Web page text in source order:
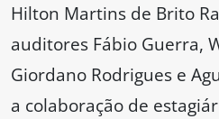
Hilton Martins de Brito
auditores Fábio Guerra,
Giordano Rodrigues e
a colaboração de